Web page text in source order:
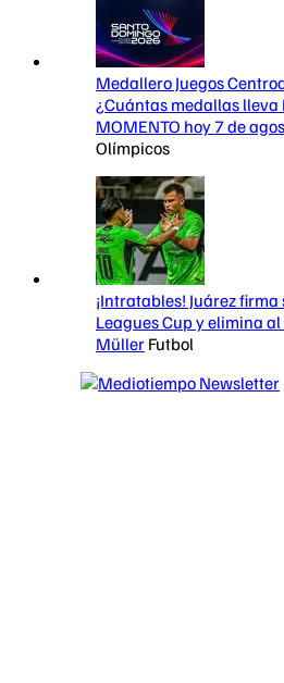
Medallero Juegos
¿Cuántas medallas lleva
MOMENTO hoy 7 de
Olímpicos
¡Intratables! Juárez
Leagues Cup y elimina
Müller Futbol